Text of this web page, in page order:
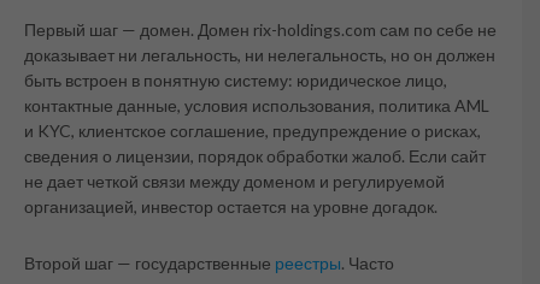
Первый шаг — домен. Домен rix-holdings.com сам по себе не
доказывает ни легальность, ни нелегальность, но он должен
быть встроен в понятную систему: юридическое лицо,
контактные данные, условия использования, политика AML
и KYC, клиентское соглашение, предупреждение о рисках,
сведения о лицензии, порядок обработки жалоб. Если сайт
не дает четкой связи между доменом и регулируемой
организацией, инвестор остается на уровне догадок.
Второй шаг — государственные реестры. Часто